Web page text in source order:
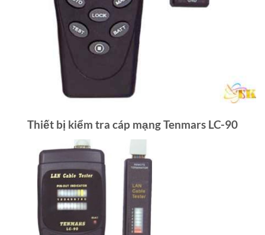
Thiết bị kiểm tra cáp mạng Tenmars LC-90